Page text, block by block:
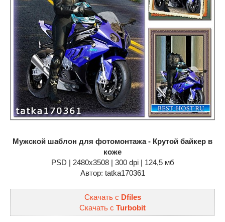
Мужской шаблон для фотомонтажа - Крутой байкер в
коже
PSD | 2480x3508 | 300 dpi | 124,5 мб
Автор: tatka170361
Скачать с Dfiles
Скачать с Turbobit